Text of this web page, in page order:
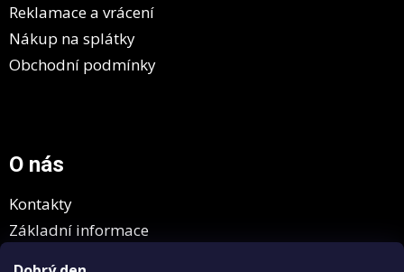
Reklamace a vrácení
Nákup na splátky
Obchodní podmínky
O nás
Kontakty
Základní informace